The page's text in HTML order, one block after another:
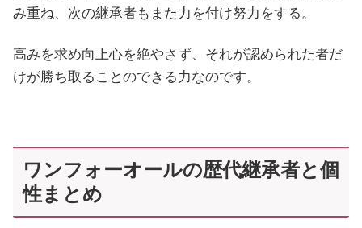
み重ね、次の継承者もまた力を付け努力をする。
高みを求め向上心を絶やさず、それが認められた者だ
けが勝ち取ることのできる力なのです。
ワンフォーオールの歴代継承者と個
性まとめ